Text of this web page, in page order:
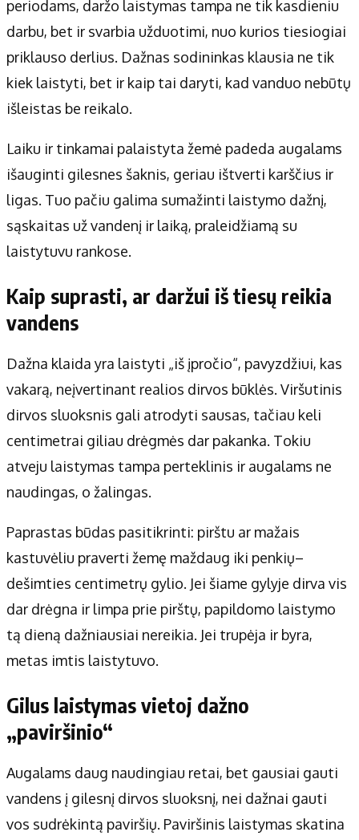
Apie mus
Autoriai
Kontaktai
Privatumo politika
Redakcijos politika
periodams, daržo laistymas tampa ne tik kasdieniu
darbu, bet ir svarbia užduotimi, nuo kurios tiesiogiai
priklauso derlius. Dažnas sodininkas klausia ne tik
kiek laistyti, bet ir kaip tai daryti, kad vanduo nebūtų
išleistas be reikalo.
Laiku ir tinkamai palaistyta žemė padeda augalams
išauginti gilesnes šaknis, geriau ištverti karščius ir
ligas. Tuo pačiu galima sumažinti laistymo dažnį,
sąskaitas už vandenį ir laiką, praleidžiamą su
laistytuvu rankose.
Kaip suprasti, ar daržui iš tiesų reikia
vandens
Dažna klaida yra laistyti „iš įpročio“, pavyzdžiui, kas
vakarą, neįvertinant realios dirvos būklės. Viršutinis
dirvos sluoksnis gali atrodyti sausas, tačiau keli
centimetrai giliau drėgmės dar pakanka. Tokiu
atveju laistymas tampa perteklinis ir augalams ne
naudingas, o žalingas.
Paprastas būdas pasitikrinti: pirštu ar mažais
kastuvėliu praverti žemę maždaug iki penkių–
dešimties centimetrų gylio. Jei šiame gylyje dirva vis
dar drėgna ir limpa prie pirštų, papildomo laistymo
tą dieną dažniausiai nereikia. Jei trupėja ir byra,
metas imtis laistytuvo.
Gilus laistymas vietoj dažno
„paviršinio“
Augalams daug naudingiau retai, bet gausiai gauti
vandens į gilesnį dirvos sluoksnį, nei dažnai gauti
vos sudrėkintą paviršių. Paviršinis laistymas skatina